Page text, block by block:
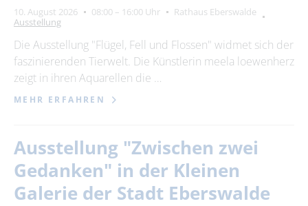
10. August 2026 08:00 – 16:00 Uhr
Rathaus Eberswalde
Ausstellung
Die Ausstellung "Flügel, Fell und Flossen" widmet sich der
faszinierenden Tierwelt. Die Künstlerin meela loewenherz
zeigt in ihren Aquarellen die …
MEHR ERFAHREN
Ausstellung "Zwischen zwei
Gedanken" in der Kleinen
Galerie der Stadt Eberswalde